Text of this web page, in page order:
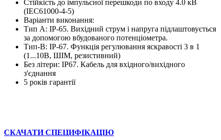
Стійкість до імпульсної перешкоди по входу 4.0 кВ
(IEC61000-4-5)
Варіанти виконання:
Тип А: IP-65. Вихідний струм і напруга підлаштовується
за допомогою вбудованого потенціометра.
Тип-B: IP-67. Функція регулювання яскравості 3 в 1
(1...10В, ШІМ, резистивний)
Без літери: IP67. Кабель для вхідного/вихідного
з'єднання
5 років гарантії
СКАЧАТИ СПЕЦИФІКАЦІЮ